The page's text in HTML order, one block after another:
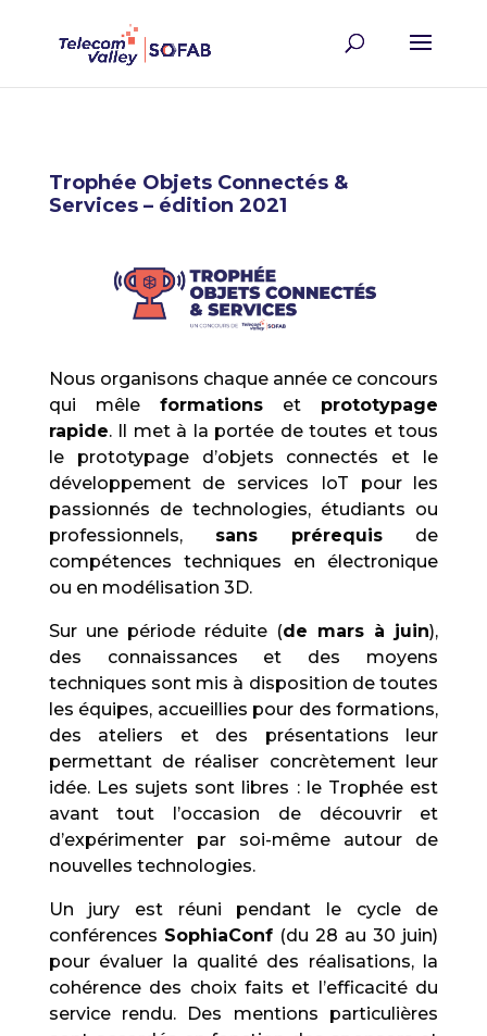
Trophée Objets Connectés &
Services – édition 2021
Nous organisons chaque année ce concours
qui mêle formations et prototypage
rapide. Il met à la portée de toutes et tous
le prototypage d’objets connectés et le
développement de services IoT pour les
passionnés de technologies, étudiants ou
professionnels, sans prérequis de
compétences techniques en électronique
ou en modélisation 3D.
Sur une période réduite (de mars à juin),
des connaissances et des moyens
techniques sont mis à disposition de toutes
les équipes, accueillies pour des formations,
des ateliers et des présentations leur
permettant de réaliser concrètement leur
idée. Les sujets sont libres : le Trophée est
avant tout l’occasion de découvrir et
d’expérimenter par soi-même autour de
nouvelles technologies.
Un jury est réuni pendant le cycle de
conférences SophiaConf(du 28 au 30 juin)
pour évaluer la qualité des réalisations, la
cohérence des choix faits et l’efficacité du
service rendu. Des mentions particulières